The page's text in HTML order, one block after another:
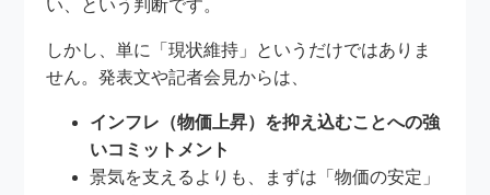
い、という判断です。
しかし、単に「現状維持」というだけではありま
せん。発表文や記者会見からは、
インフレ（物価上昇）を抑え込むことへの強
いコミットメント
景気を支えるよりも、まずは「物価の安定」